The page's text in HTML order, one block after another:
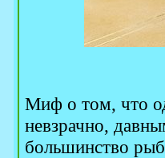
Миф о том, что
невзрачно,
большинство